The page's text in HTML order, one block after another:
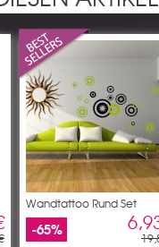
Wandtattoo Rund Set
-65%